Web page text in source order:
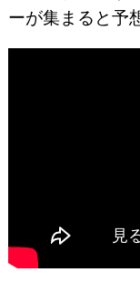
ーが集まると予